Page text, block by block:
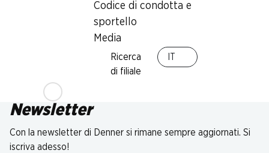
Codice di condotta e
sportello
Media
Ricerca
di filiale
Newsletter
Con la newsletter di Denner si rimane sempre aggiornati. Si
iscriva adesso!